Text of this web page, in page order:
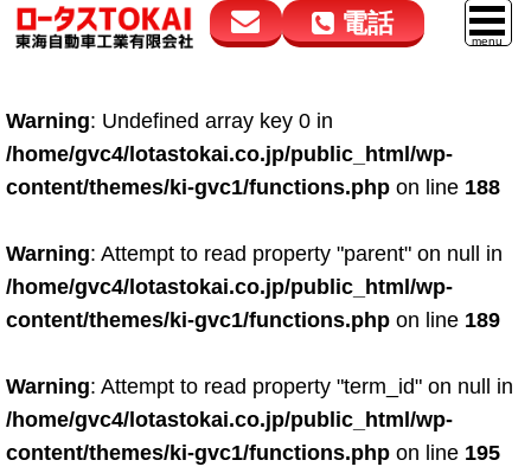
電話
050-5264-4432
9:00～18:00
050-5264-4433
9:00～18:00
車販売
スマイル車検
鈑金・塗装
点検・整備
ロードサービス
レンタカー
Warning: Undefined array key 0 in
/home/gvc4/lotastokai.co.jp/public_html/wp-
content/themes/ki-gvc1/functions.php on line 188
Warning: Attempt to read property "parent" on null in
/home/gvc4/lotastokai.co.jp/public_html/wp-
content/themes/ki-gvc1/functions.php on line 189
Warning: Attempt to read property "term_id" on null in
/home/gvc4/lotastokai.co.jp/public_html/wp-
content/themes/ki-gvc1/functions.php on line 195